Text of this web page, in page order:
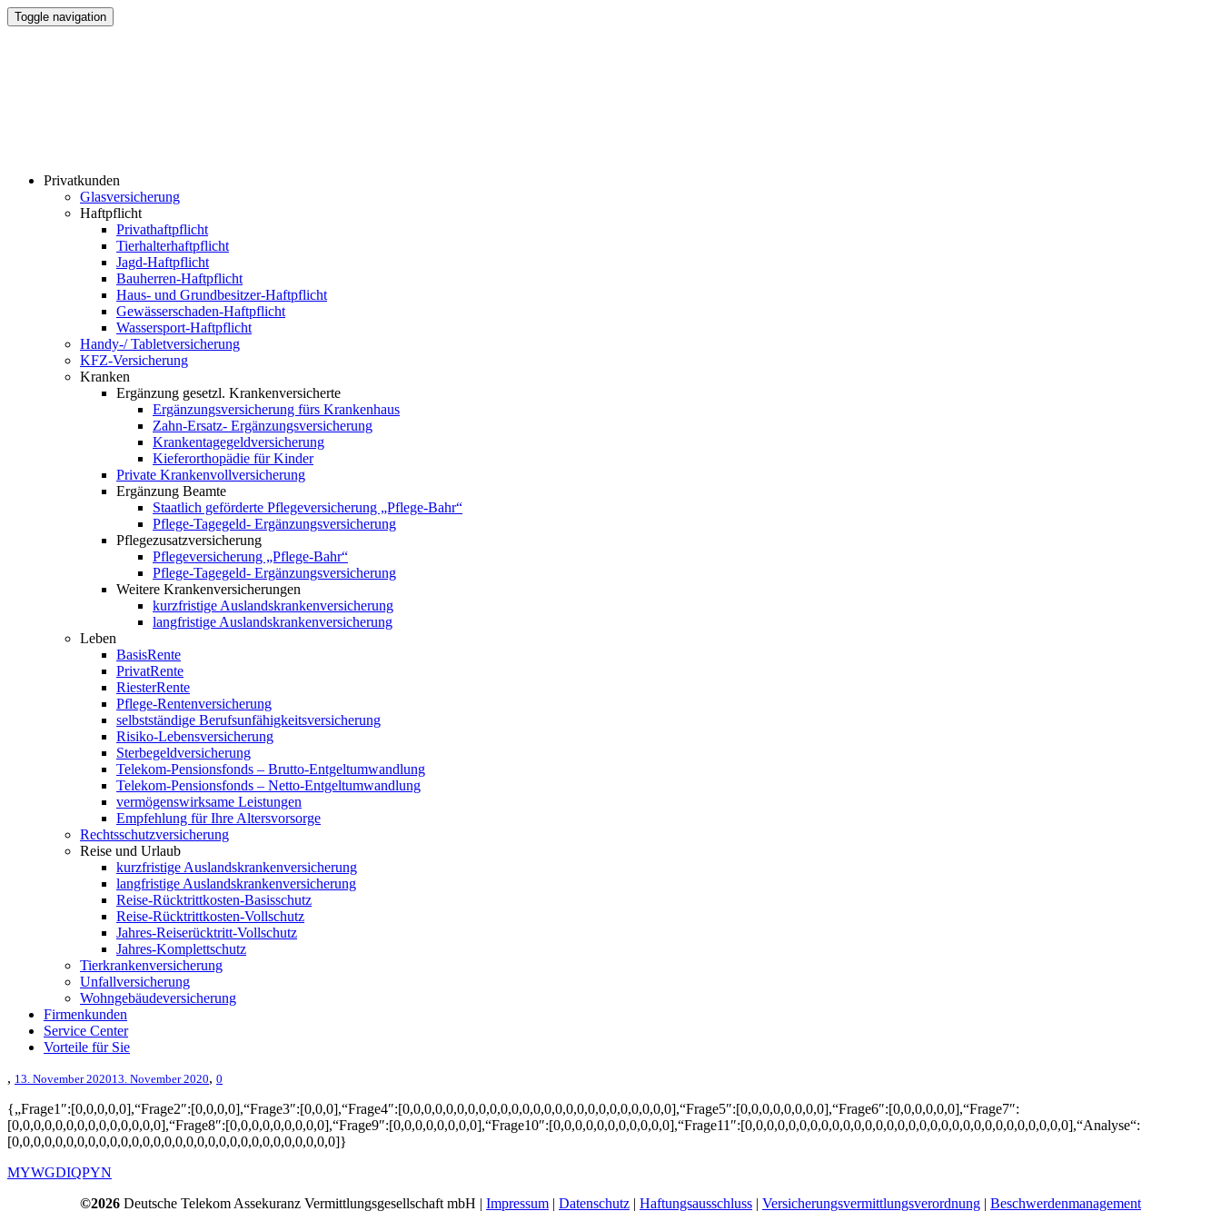
Toggle navigation
Privatkunden
Glasversicherung
Haftpflicht
Privathaftpflicht
Tierhalterhaftpflicht
Jagd-Haftpflicht
Bauherren-Haftpflicht
Haus- und Grundbesitzer-Haftpflicht
Gewässerschaden-Haftpflicht
Wassersport-Haftpflicht
Handy-/ Tabletversicherung
KFZ-Versicherung
Kranken
Ergänzung gesetzl. Krankenversicherte
Ergänzungsversicherung fürs Krankenhaus
Zahn-Ersatz- Ergänzungsversicherung
Krankentagegeldversicherung
Kieferorthopädie für Kinder
Private Krankenvollversicherung
Ergänzung Beamte
Staatlich geförderte Pflegeversicherung „Pflege-Bahr“
Pflege-Tagegeld- Ergänzungsversicherung
Pflegezusatzversicherung
Pflegeversicherung „Pflege-Bahr“
Pflege-Tagegeld- Ergänzungsversicherung
Weitere Krankenversicherungen
kurzfristige Auslandskrankenversicherung
langfristige Auslandskrankenversicherung
Leben
BasisRente
PrivatRente
RiesterRente
Pflege-Rentenversicherung
selbstständige Berufsunfähigkeitsversicherung
Risiko-Lebensversicherung
Sterbegeldversicherung
Telekom-Pensionsfonds – Brutto-Entgeltumwandlung
Telekom-Pensionsfonds – Netto-Entgeltumwandlung
vermögenswirksame Leistungen
Empfehlung für Ihre Altersvorsorge
Rechtsschutzversicherung
Reise und Urlaub
kurzfristige Auslandskrankenversicherung
langfristige Auslandskrankenversicherung
Reise-Rücktrittkosten-Basisschutz
Reise-Rücktrittkosten-Vollschutz
Jahres-Reiserücktritt-Vollschutz
Jahres-Komplettschutz
Tierkrankenversicherung
Unfallversicherung
Wohngebäudeversicherung
Firmenkunden
Service Center
Vorteile für Sie
, 13. November 202013. November 2020, 0
{„Frage1″:[0,0,0,0,0],“Frage2″:[0,0,0,0],“Frage3″:[0,0,0],“Frage4″:[0,0,0,0,0,0,0,0,0,0,0,0,0,0,0,0,0,0,0,0,0,0,0,0,0],“Frage5″:[0,0,0,0,0,0,0,0],“Frage6″:[0,0,0,0,0,0],“Frage7″:
[0,0,0,0,0,0,0,0,0,0,0,0,0,0],“Frage8″:[0,0,0,0,0,0,0,0,0],“Frage9″:[0,0,0,0,0,0,0,0],“Frage10″:[0,0,0,0,0,0,0,0,0,0,0],“Frage11″:[0,0,0,0,0,0,0,0,0,0,0,0,0,0,0,0,0,0,0,0,0,0,0,0,0,0,0,0,0,0],“Analyse“:
[0,0,0,0,0,0,0,0,0,0,0,0,0,0,0,0,0,0,0,0,0,0,0,0,0,0,0,0,0,0]}
MYWGDIQPYN
©2026 Deutsche Telekom Assekuranz Vermittlungsgesellschaft mbH | Impressum | Datenschutz | Haftungsausschluss | Versicherungsvermittlungsverordnung | Beschwerdenmanagement